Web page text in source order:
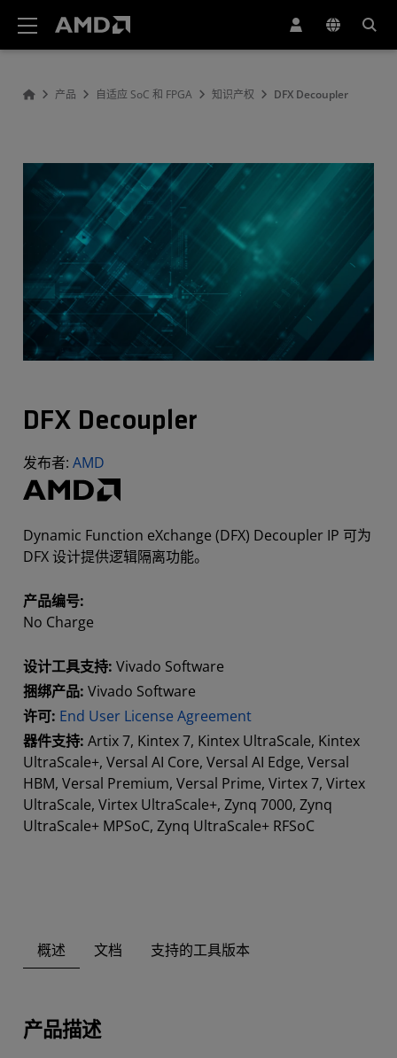
产品 自适应 SoC 和 FPGA 知识产权 DFX Decoupler
DFX Decoupler
发布者: AMD
Dynamic Function eXchange (DFX) Decoupler IP 可为
DFX 设计提供逻辑隔离功能。
产品编号:
No Charge
设计工具支持: Vivado Software
捆绑产品: Vivado Software
许可: End User License Agreement
器件支持: Artix 7, Kintex 7, Kintex UltraScale, Kintex
UltraScale+, Versal AI Core, Versal AI Edge, Versal
HBM, Versal Premium, Versal Prime, Virtex 7, Virtex
UltraScale, Virtex UltraScale+, Zynq 7000, Zynq
UltraScale+ MPSoC, Zynq UltraScale+ RFSoC
概述 文档 支持的工具版本
产品描述